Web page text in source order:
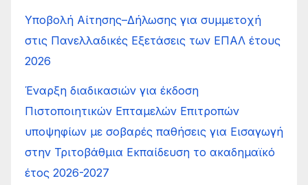
Υποβολή Αίτησης–Δήλωσης για συμμετοχή
στις Πανελλαδικές Εξετάσεις των ΕΠΑΛ έτους
2026
Έναρξη διαδικασιών για έκδοση
Πιστοποιητικών Επταμελών Επιτροπών
υποψηφίων με σοβαρές παθήσεις για Εισαγωγή
στην Τριτοβάθμια Εκπαίδευση το ακαδημαϊκό
έτος 2026-2027